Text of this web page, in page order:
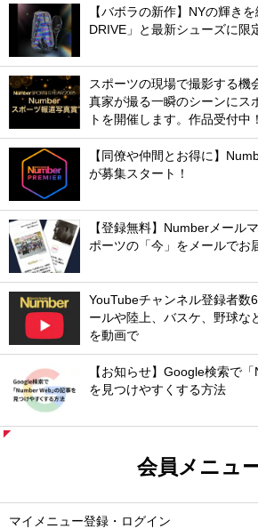
【バボラの新作】NYの輝き
DRIVE」と最新シューズに限
スポーツの現場で撮影する機
真家が撮る一瞬のシーンにス
トを開催します。作品受付中！
【同僚や仲間とお得に】
が募集スタート！
【登録無料】Numberメール
ポーツの「今」をメールでお
YouTubeチャンネル登録者数
ールや陸上、バスケ、野球な
を動画で
【お知らせ】Google検索で
を見つけやすくする方法
会員メニュ
マイメニュー登録・ログイン